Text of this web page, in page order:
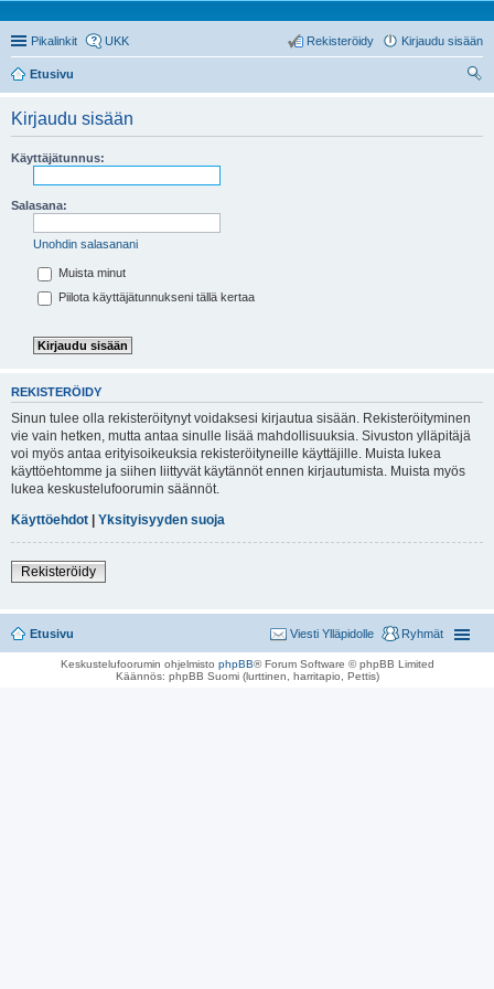
Pikalinkit UKK Kirjaudu sisään
Rekisteröidy
Etusivu
Kirjaudu sisään
Käyttäjätunnus:
Salasana:
Unohdin salasanani
Muista minut
Piilota käyttäjätunnukseni tällä kertaa
REKISTERÖIDY
Sinun tulee olla rekisteröitynyt voidaksesi kirjautua sisään. Rekisteröityminen
vie vain hetken, mutta antaa sinulle lisää mahdollisuuksia. Sivuston ylläpitäjä
voi myös antaa erityisoikeuksia rekisteröityneille käyttäjille. Muista lukea
käyttöehtomme ja siihen liittyvät käytännöt ennen kirjautumista. Muista myös
lukea keskustelufoorumin säännöt.
Käyttöehdot | Yksityisyyden suoja
Rekisteröidy
Etusivu Ryhmät
Viesti Ylläpidolle
Keskustelufoorumin ohjelmisto phpBB® Forum Software © phpBB Limited
Käännös: phpBB Suomi (lurttinen, harritapio, Pettis)